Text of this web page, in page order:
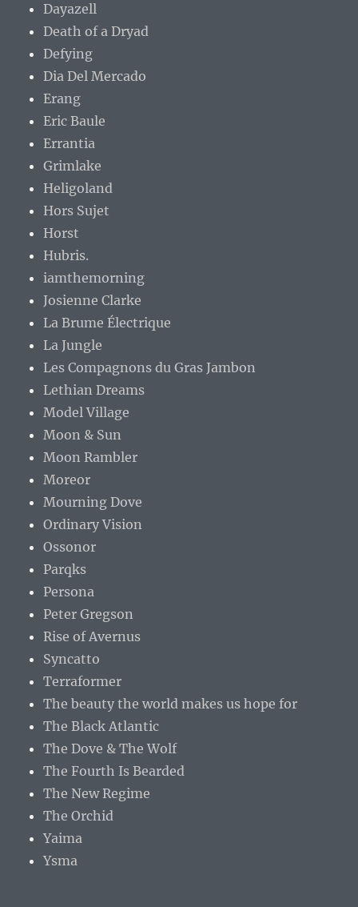
Dayazell
Death of a Dryad
Defying
Dia Del Mercado
Erang
Eric Baule
Errantia
Grimlake
Heligoland
Hors Sujet
Horst
Hubris.
iamthemorning
Josienne Clarke
La Brume Électrique
La Jungle
Les Compagnons du Gras Jambon
Lethian Dreams
Model Village
Moon & Sun
Moon Rambler
Moreor
Mourning Dove
Ordinary Vision
Ossonor
Parqks
Persona
Peter Gregson
Rise of Avernus
Syncatto
Terraformer
The beauty the world makes us hope for
The Black Atlantic
The Dove & The Wolf
The Fourth Is Bearded
The New Regime
The Orchid
Yaima
Ysma